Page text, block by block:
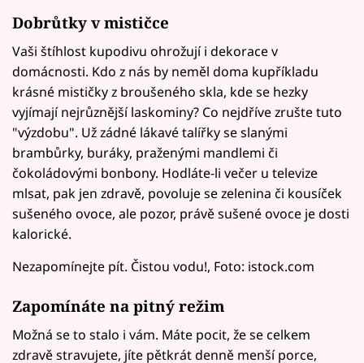
Dobrůtky v mističce
Vaši štíhlost kupodivu ohrožují i dekorace v
domácnosti. Kdo z nás by neměl doma kupříkladu
krásné mističky z broušeného skla, kde se hezky
vyjímají nejrůznější laskominy? Co nejdříve zrušte tuto
"výzdobu". Už zádné lákavé talířky se slanými
brambůrky, buráky, praženými mandlemi či
čokoládovými bonbony. Hodláte-li večer u televize
mlsat, pak jen zdravě, povoluje se zelenina či kousíček
sušeného ovoce, ale pozor, právě sušené ovoce je dosti
kalorické.
Nezapomínejte pít. Čistou vodu!, Foto: istock.com
Zapomínáte na pitný režim
Možná se to stalo i vám. Máte pocit, že se celkem
zdravě stravujete, jíte pětkrát denně menší porce,